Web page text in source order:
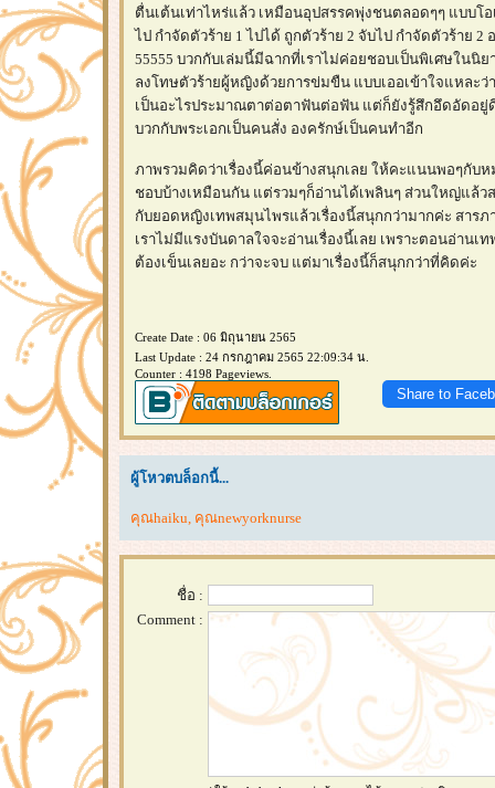
ตื่นเต้นเท่าไหร่แล้ว เหมือนอุปสรรคพุ่งชนตลอดๆๆ แบบโอ
ไป กำจัดตัวร้าย 1 ไปได้ ถูกตัวร้าย 2 จับไป กำจัดตัวร้าย 2
55555 บวกกับเล่มนี้มีฉากที่เราไม่ค่อยชอบเป็นพิเศษในนิย
ลงโทษตัวร้ายผู้หญิงด้วยการข่มขืน แบบเออเข้าใจแหละว่
เป็นอะไรประมาณตาต่อตาฟันต่อฟัน แต่ก็ยังรู้สึกอึดอัดอ
บวกกับพระเอกเป็นคนสั่ง องครักษ์เป็นคนทำอีก
ภาพรวมคิดว่าเรื่องนี้ค่อนข้างสนุกเลย ให้คะแนนพอๆกับ
ชอบบ้างเหมือนกัน แต่รวมๆก็อ่านได้เพลินๆ ส่วนใหญ่แล้ว
กับยอดหญิงเทพสมุนไพรแล้วเรื่องนี้สนุกกว่ามากค่ะ สารภ
เราไม่มีแรงบันดาลใจจะอ่านเรื่องนี้เลย เพราะตอนอ่านเ
ต้องเข็นเลยอะ กว่าจะจบ แต่มาเรื่องนี้ก็สนุกกว่าที่คิดค่ะ
Create Date : 06 มิถุนายน 2565
Last Update : 24 กรกฎาคม 2565 22:09:34 น.
Counter : 4198 Pageviews.
Share to
ผู้โหวตบล็อกนี้...
คุณhaiku คุณnewyorknurse
ชื่อ :
Comment :